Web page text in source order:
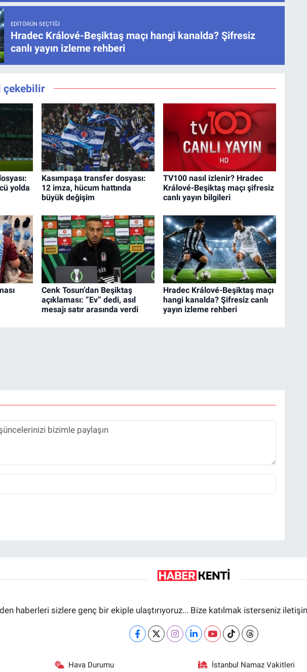
EDITÖRÜN SEÇTIĞI
Hradec Králové-Beşiktaş maçı hangi kanalda? Şifresiz
canlı yayın izleme rehberi
çekebilir
yolda
Kasımpaşa transfer dosyası:
12 imza, hücum hattında
büyük değişim
TV100 nasıl izlenir? Hradec
Králové-Beşiktaş maçı şifresiz
canlı yayın bilgileri
Cenk Tosun’dan Beşiktaş
açıklaması: “Ev” dedi, asıl
mesajı satır arasında verdi
Hradec Králové-Beşiktaş maçı
hangi kanalda? Şifresiz canlı
yayın izleme rehberi
haberleri sizlere genç bir ekiple ulaştırıyoruz... Bize katılmak isterseniz
Hava Durumu İstanbul Namaz Vakitleri